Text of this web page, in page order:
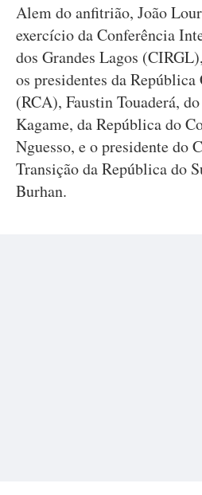
Alem do anfitrião, João
exercício da Conferência
dos Grandes Lagos
os presidentes da
(RCA), Faustin Touaderá,
Kagame, da República do
Nguesso, e o presidente do
Transição da República do
Burhan.